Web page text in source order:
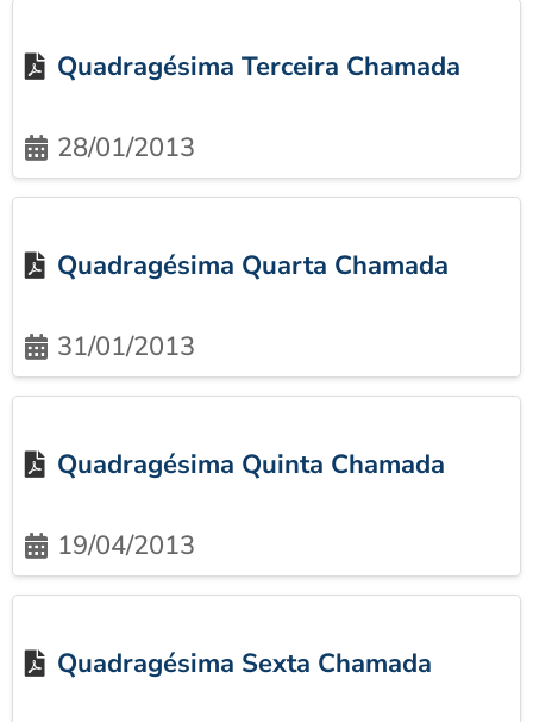
Quadragésima Terceira Chamada
28/01/2013
Quadragésima Quarta Chamada
31/01/2013
Quadragésima Quinta Chamada
19/04/2013
Quadragésima Sexta Chamada